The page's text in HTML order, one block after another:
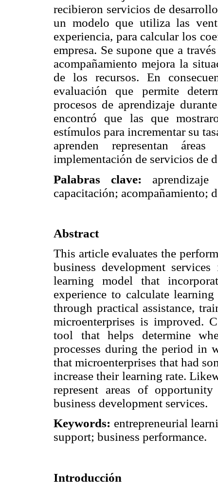
recibieron servicios de
un modelo que utiliza las
experiencia, para calcular los
empresa. Se supone que a
acompañamiento mejora la
de los recursos. En
evaluación que permite
procesos de aprendizaje
encontró que las que
estímulos para incrementar su
aprenden representan
implementación de servicios de
Palabras clave: aprendizaje
capacitación; acompañamiento;
Abstract
This article evaluates the
business development
learning model that
experience to calculate
through practical assistance,
microenterprises is improved.
tool that helps determine
processes during the period in
that microenterprises that had
increase their learning rate.
represent areas of
business development services.
Keywords: entrepreneurial
support; business performance.
Introducción